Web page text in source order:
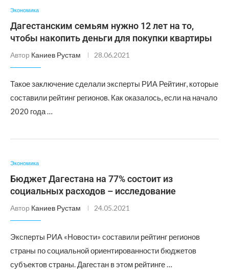
Экономика
Дагестанским семьям нужно 12 лет на то,
чтобы накопить деньги для покупки квартиры
Автор Каниев Рустам 28.06.2021
Такое заключение сделали эксперты РИА Рейтинг, которые
составили рейтинг регионов. Как оказалось, если на начало
2020 года …
Экономика
Бюджет Дагестана на 77% состоит из
социальных расходов – исследование
Автор Каниев Рустам 24.05.2021
Эксперты РИА «Новости» составили рейтинг регионов
страны по социальной ориентированности бюджетов
субъектов страны. Дагестан в этом рейтинге …